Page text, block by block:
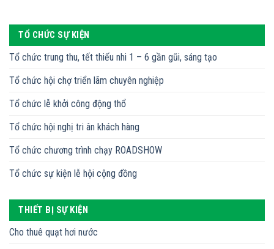
TỔ CHỨC SỰ KIỆN
Tổ chức trung thu, tết thiếu nhi 1 – 6 gần gũi, sáng tạo
Tổ chức hội chợ triển lãm chuyên nghiệp
Tổ chức lễ khởi công động thổ
Tổ chức hội nghị tri ân khách hàng
Tổ chức chương trình chạy ROADSHOW
Tổ chức sự kiện lễ hội cộng đồng
THIẾT BỊ SỰ KIỆN
Cho thuê quạt hơi nước